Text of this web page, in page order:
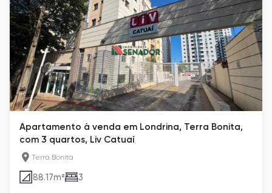
Apartamento à venda em Londrina, Terra Bonita,
com 3 quartos, Liv Catuaí
Terra Bonita
88.17m² 3